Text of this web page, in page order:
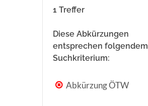
1 Treffer
Diese Abkürzungen
entsprechen folgendem
Suchkriterium:
Abkürzung ÖTW